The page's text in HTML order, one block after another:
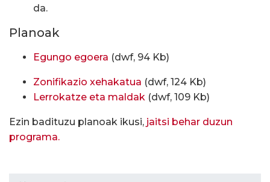
da.
Planoak
Egungo egoera (dwf, 94 Kb)
Zonifikazio xehakatua (dwf, 124 Kb)
Lerrokatze eta maldak (dwf, 109 Kb)
Ezin badituzu planoak ikusi, jaitsi behar duzun
programa.